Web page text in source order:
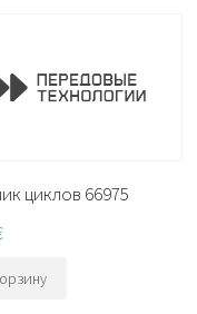
циклов 66975